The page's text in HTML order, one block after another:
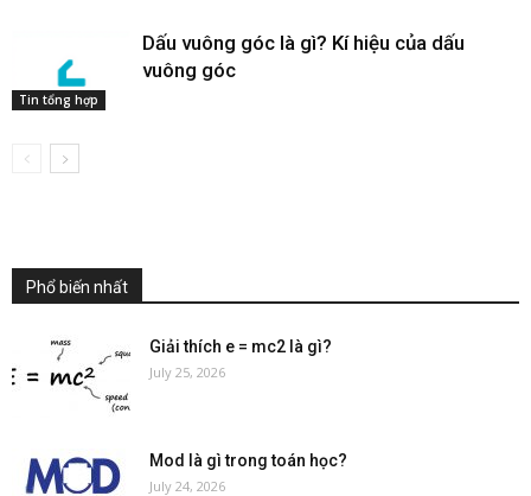
Tin tổng hợp
Dấu vuông góc​ là gì? Kí hiệu của dấu
vuông góc
Phổ biến nhất
Giải thích e = mc2 là gì?
July 25, 2026
Mod là gì trong toán học?
July 24, 2026